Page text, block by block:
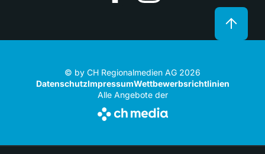
© by CH Regionalmedien AG 2026
DatenschutzImpressumWettbewerbsrichtlinien
Alle Angebote der